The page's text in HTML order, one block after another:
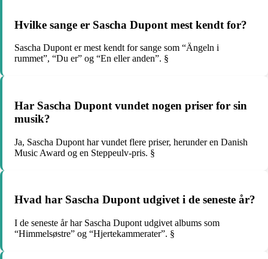
Hvilke sange er Sascha Dupont mest kendt for?
Sascha Dupont er mest kendt for sange som “Ängeln i
rummet”, “Du er” og “En eller anden”. §
Har Sascha Dupont vundet nogen priser for sin
musik?
Ja, Sascha Dupont har vundet flere priser, herunder en Danish
Music Award og en Steppeulv-pris. §
Hvad har Sascha Dupont udgivet i de seneste år?
I de seneste år har Sascha Dupont udgivet albums som
“Himmelsøstre” og “Hjertekammerater”. §